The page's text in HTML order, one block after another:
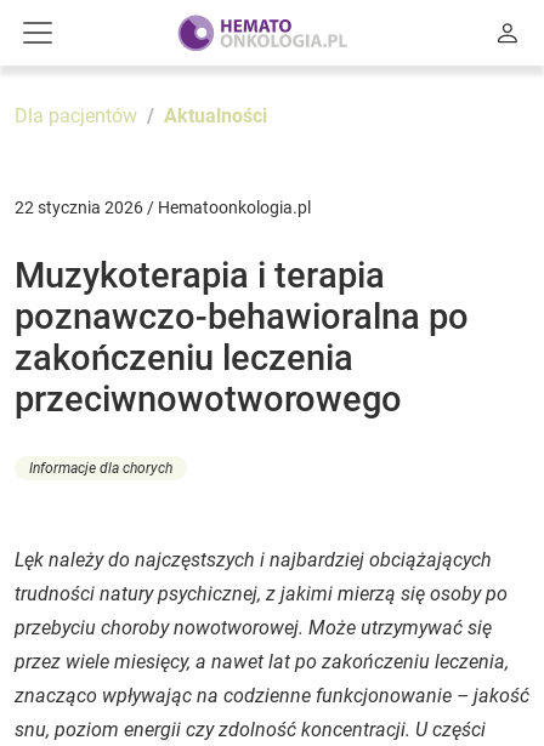
Dla pacjentów Aktualności
22 stycznia 2026 / Hematoonkologia.pl
Muzykoterapia i terapia
poznawczo-behawioralna po
zakończeniu leczenia
przeciwnowotworowego
Informacje dla chorych
Lęk należy do najczęstszych i najbardziej obciążających
trudności natury psychicznej, z jakimi mierzą się osoby po
przebyciu choroby nowotworowej. Może utrzymywać się
przez wiele miesięcy, a nawet lat po zakończeniu leczenia,
znacząco wpływając na codzienne funkcjonowanie – jakość
snu, poziom energii czy zdolność koncentracji. U części